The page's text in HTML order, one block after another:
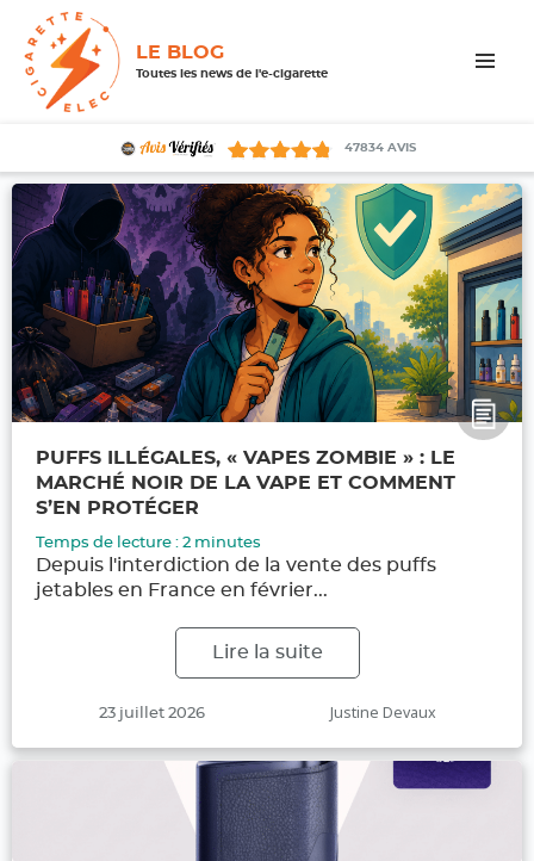
LE BLOG
Toutes les news de l'e-cigarette
47834AVIS
PUFFS ILLÉGALES, « VAPES ZOMBIE » : LE
MARCHÉ NOIR DE LA VAPE ET COMMENT
S’EN PROTÉGER
Temps de lecture : 2 minutes
Depuis l'interdiction de la vente des puffs
jetables en France en février...
Lire la suite
Publié
23 juillet 2026 Auteur
Justine Devaux